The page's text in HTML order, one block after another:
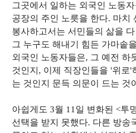
그곳에서 일하는 외국인 노동
공장의 주인 노릇을 한다. 마치
봉사하고서는 서민들의 삶을
그 누구도 해내기 힘든 가마솥
외국인 노동자들은, 그 예전 하
것인지, 이제 직장인들을 '위로
는 것인지 문득 의문이 드는 것
아쉽게도 3월 11일 변화된 <투
선택을 받지 못했다. 다른 방송